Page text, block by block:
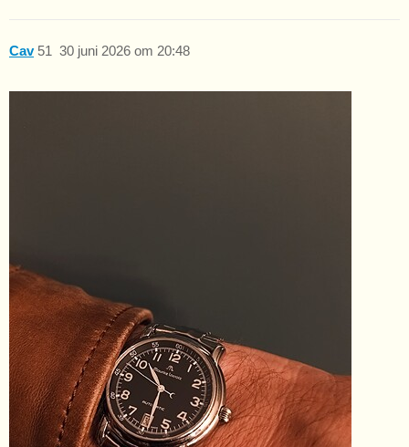
Cav 30 juni 2026 om 20:48
51